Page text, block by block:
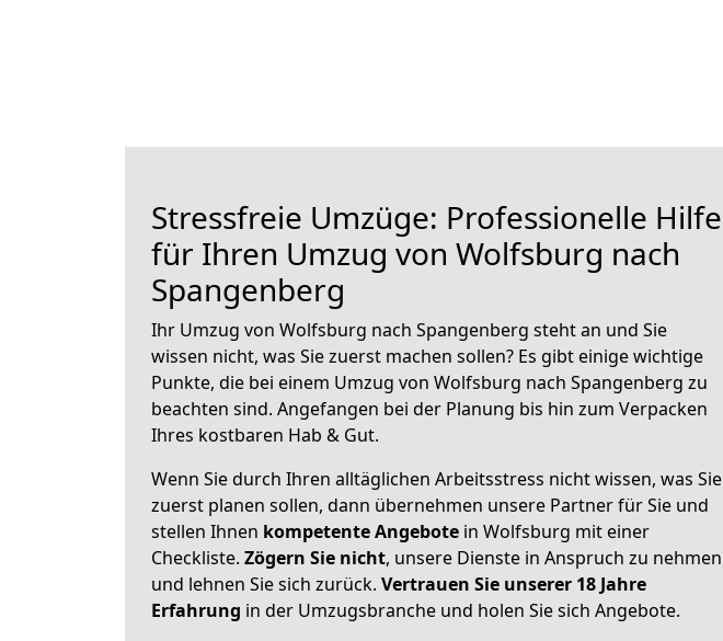
Stressfreie Umzüge: Professionelle Hilfe
für Ihren Umzug von Wolfsburg nach
Spangenberg
Ihr Umzug von Wolfsburg nach Spangenberg steht an und Sie
wissen nicht, was Sie zuerst machen sollen? Es gibt einige wichtige
Punkte, die bei einem Umzug von Wolfsburg nach Spangenberg zu
beachten sind. Angefangen bei der Planung bis hin zum Verpacken
Ihres kostbaren Hab & Gut.
Wenn Sie durch Ihren alltäglichen Arbeitsstress nicht wissen, was Sie
zuerst planen sollen, dann übernehmen unsere Partner für Sie und
stellen Ihnen kompetente Angebote in Wolfsburg mit einer
Checkliste. Zögern Sie nicht, unsere Dienste in Anspruch zu nehmen
und lehnen Sie sich zurück. Vertrauen Sie unserer 18 Jahre
Erfahrung in der Umzugsbranche und holen Sie sich Angebote.